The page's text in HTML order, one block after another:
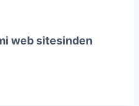
web sitesinden